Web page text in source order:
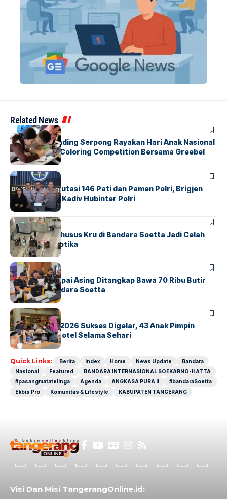
Related News
BERITAINDEX
Atria Hotel Gading Serpong Rayakan Hari Anak Nasional
Lewat Family Coloring Competition Bersama Greebel
Indonesia
BERITA
Mabes Polri Mutasi 146 Pati dan Pamen Polri, Brigjen
Untung Jabat Kadiv Hubinter Polri
BANDARABERITA
Ketika Jalur Khusus Kru di Bandara Soetta Jadi Celah
Sindikat Narkotika
BANDARA BERITA
Kopilot Maskapai Asing Ditangkap Bawa 70 Ribu Butir
Ekstasi di Bandara Soetta
BERITAINDEX
GM For A Day 2026 Sukses Digelar, 43 Anak Pimpin
Operasional Hotel Selama Sehari
Quick Links: Berita Index Home News Update
Bandara
Nasional
Featured
BANDARA INTERNASIONAL SOEKARNO-HATTA
#pasangmatatelinga
Agenda ANGKASA PURA II
#bandaraSoetta
Ekbis Pro
Komunitas & Lifestyle KABUPATEN TANGERANG
Visi Dan Misi TangerangOnline.id: